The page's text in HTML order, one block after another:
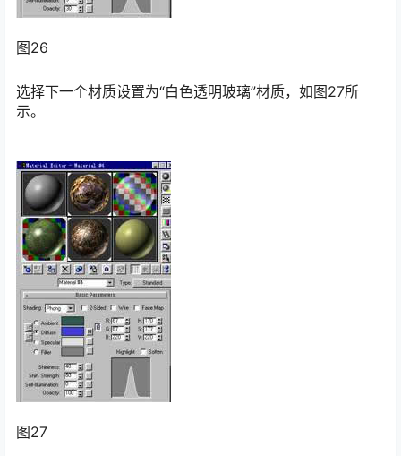
图26
选择下一个材质设置为“白色透明玻璃”材质，如图27所
示。
图27